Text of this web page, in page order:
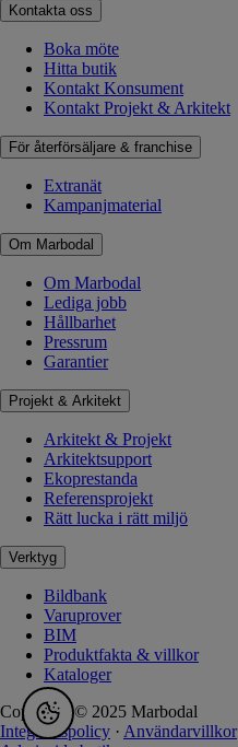
Kontakta oss
Boka möte
Hitta butik
Kontakt Konsument
Kontakt Projekt & Arkitekt
För återförsäljare & franchise
Extranät
Kampanjmaterial
Om Marbodal
Om Marbodal
Lediga jobb
Hållbarhet
Pressrum
Garantier
Projekt & Arkitekt
Arkitekt & Projekt
Arkitektsupport
Ekoprestanda
Referensprojekt
Rätt lucka i rätt miljö
Verktyg
Bildbank
Varuprover
BIM
Produktfakta & villkor
Kataloger
Copyright © 2025 Marbodal
Integritetspolicy · Användarvillkor